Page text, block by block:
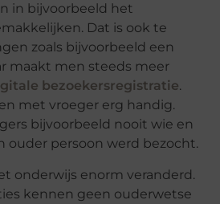
in bijvoorbeeld het
Dat is ook te
zoals bijvoorbeeld een
maakt men steeds meer
bezoekersregistratie.
met vroeger erg handig.
bijvoorbeeld nooit wie en
ouder persoon werd bezocht.
onderwijs enorm veranderd.
kennen geen ouderwetse